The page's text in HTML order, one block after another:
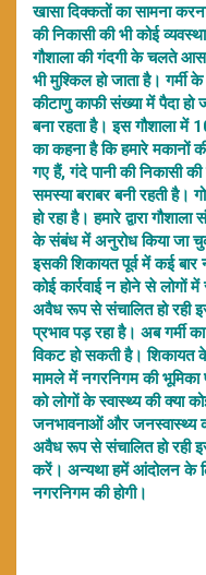
खासा दिक्कतों का सामना
की निकासी की भी कोई
गौशाला की गंदगी के चलते
भी मुश्किल हो जाता है।
कीटाणु काफी संख्या में पैदा
बना रहता है। इस गौशाला में
का कहना है कि हमारे मकानों
गए हैं, गंदे पानी की निकासी
समस्या बराबर बनी रहती है।
हो रहा है। हमारे द्वारा
के संबंध में अनुरोध किया जा
इसकी शिकायत पूर्व में कई
कोई कार्रवाई न होने से लोगों
अवैध रूप से संचालित हो रही
प्रभाव पड़ रहा है। अब गर्मी
विकट हो सकती है। शिकायत
मामले में नगरनिगम की
को लोगों के स्वास्थ्य की क्या
जनभावनाओं और जनस्वास्थ्य
अवैध रूप से संचालित हो रही
करें। अन्यथा हमें आंदोलन के
नगरनिगम की होगी।